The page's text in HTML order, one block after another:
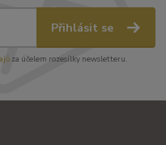
Přihlásit se
za účelem rozesílky newsletteru.